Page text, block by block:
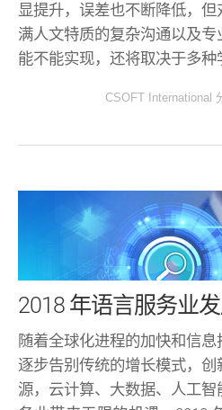
显提升，误差也不断降低，
满人文特质的复杂沟通以及
能不能实现，还将取决于多种
CSOFT International
2018 年语言服务业
随着全球化进程的加快和信
逐步告别传统的增长模式，
源，云计算、大数据、人工